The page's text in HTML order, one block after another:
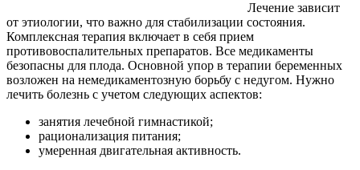
Лечение зависит
от этиологии, что важно для стабилизации состояния.
Комплексная терапия включает в себя прием
противовоспалительных препаратов. Все медикаменты
безопасны для плода. Основной упор в терапии беременных
возложен на немедикаментозную борьбу с недугом. Нужно
лечить болезнь с учетом следующих аспектов:
занятия лечебной гимнастикой;
рационализация питания;
умеренная двигательная активность.